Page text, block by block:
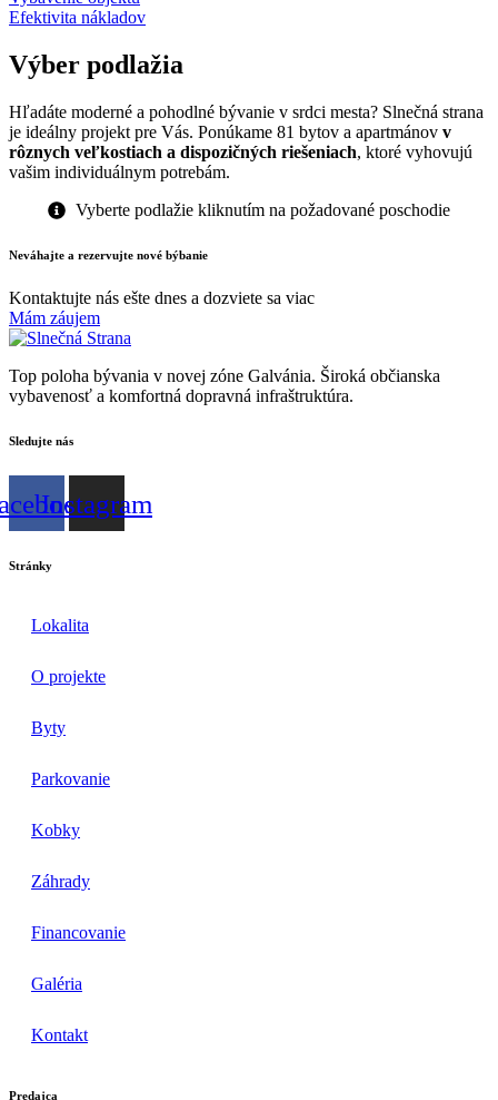
Efektivita nákladov
Výber podlažia
Hľadáte moderné a pohodlné bývanie v srdci mesta? Slnečná strana
je ideálny projekt pre Vás. Ponúkame 81 bytov a apartmánov v
rôznych veľkostiach a dispozičných riešeniach, ktoré vyhovujú
vašim individuálnym potrebám.
Vyberte podlažie kliknutím na požadované poschodie
Neváhajte a rezervujte nové býbanie
Kontaktujte nás ešte dnes a dozviete sa viac
Mám záujem
Top poloha bývania v novej zóne Galvánia. Široká občianska
vybavenosť a komfortná dopravná infraštruktúra.
Sledujte nás
Instagram
Stránky
Lokalita
O projekte
Byty
Parkovanie
Kobky
Záhrady
Financovanie
Galéria
Kontakt
Predajca